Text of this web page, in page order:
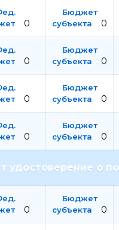
0 0
0 0
0 0
0 0
удостоверение о
0 0